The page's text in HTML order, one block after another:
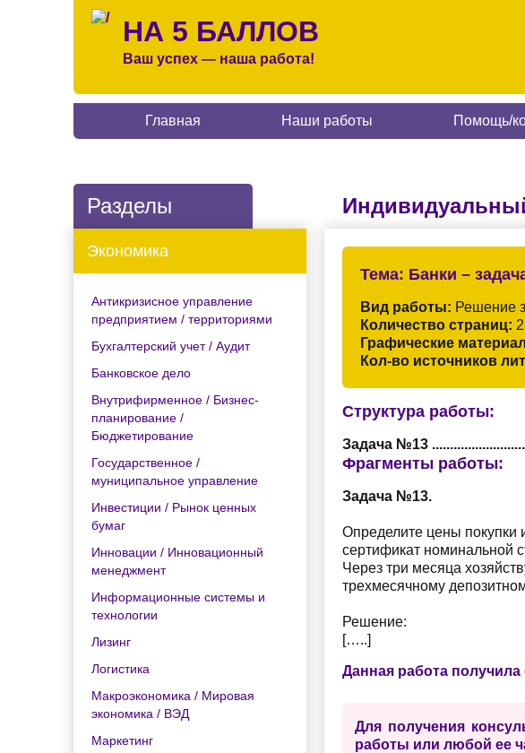
НА 5 БАЛЛОВ
Ваш успех — наша работа!
Главная Наши работы Помощь/
Разделы
Экономика
Антикризисное управление
предприятием / территориями
Бухгалтерский учет / Аудит
Банковское дело
Внутрифирменное / Бизнес-
планирование /
Бюджетирование
Государственное /
муниципальное управление
Инвестиции / Рынок ценных
бумаг
Инновации / Инновационный
менеджмент
Информационные системы и
технологии
Лизинг
Логистика
Макроэкономика / Мировая
экономика / ВЭД
Маркетинг
Тема: Банки –
Вид работы: Решение
Количество страниц: 2
Графические
Кол-во источников
Структура работы:
Задача №13
Фрагменты работы:
Задача №13.
Определите цены покупки
сертификат номинальной
Через три месяца
трехмесячному
Решение:
[…..]
Данная работа получила
Для получения
работы или любой ее